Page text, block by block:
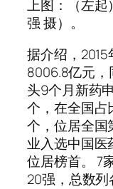
上图：（左起
强 摄）。
据介绍，
8006.8亿元，
头9个月新药
个，在全国占
个，位居全国
业入选中国医
位居榜首。 7
20强，总数列